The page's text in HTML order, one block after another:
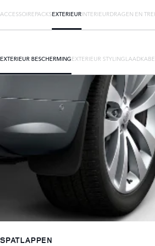
ACCESSOIREPACKSEXTERIEURINTERIEURDRAGEN EN
EXTERIEUR BESCHERMINGEXTERIEUR STYLING
SPATLAPPEN